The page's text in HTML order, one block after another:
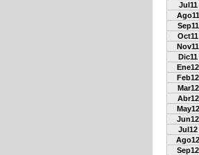
Jul11
Ago11
Sep11
Oct11
Nov11
Dic11
Ene12
Feb12
Mar12
Abr12
May12
Jun12
Jul12
Ago12
Sep12